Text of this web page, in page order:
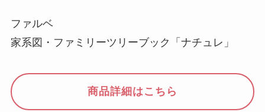
ファルベ
家系図・ファミリーツリーブック「ナチュレ」
商品詳細はこちら